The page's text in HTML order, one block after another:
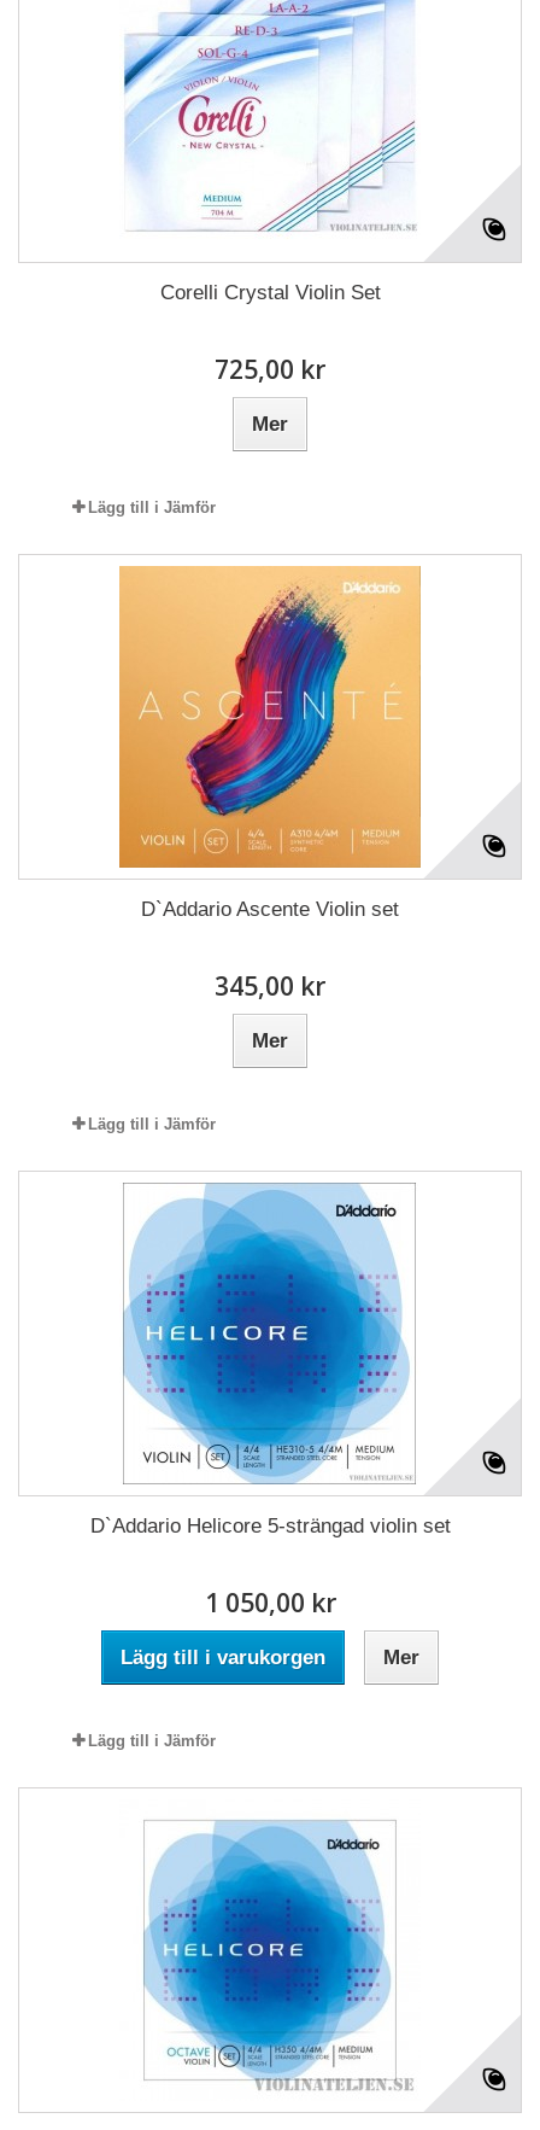
Corelli Crystal Violin Set
725,00 kr
Mer
Lägg till i Jämför
D`Addario Ascente Violin set
345,00 kr
Mer
Lägg till i Jämför
D`Addario Helicore 5-strängad violin set
1 050,00 kr
Lägg till i varukorgen Mer
Lägg till i Jämför